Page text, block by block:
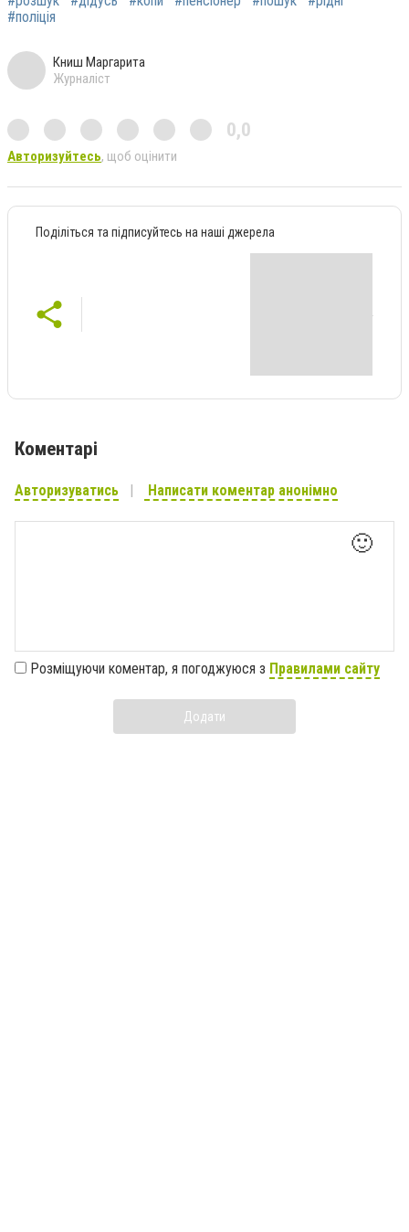
#поліція
Книш Маргарита
Журналіст
0,0
Авторизуйтесь, щоб оцінити
Поділіться та підписуйтесь на наші джерела
Коментарі
Авторизуватись Написати коментар анонімно
🙂
Розміщуючи коментар, я погоджуюся з Правилами сайту
Додати